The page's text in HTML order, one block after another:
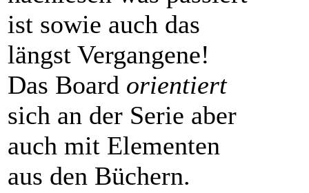
ist sowie auch das
längst Vergangene!
Das Board orientiert
sich an der Serie aber
auch mit Elementen
aus den Büchern.